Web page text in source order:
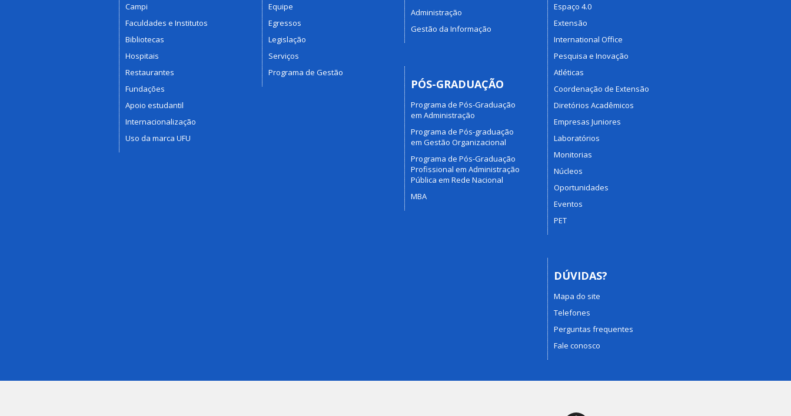
Campi
Faculdades e Institutos
Bibliotecas
Hospitais
Restaurantes
Fundações
Apoio estudantil
Internacionalização
Uso da marca UFU
Equipe
Egressos
Legislação
Serviços
Programa de Gestão
Administração
Gestão da Informação
PÓS-GRADUAÇÃO
Programa de Pós-Graduação
em Administração
Programa de Pós-graduação
em Gestão Organizacional
Programa de Pós-Graduação
Profissional em Administração
Pública em Rede Nacional
MBA
Espaço 4.0
Extensão
International Office
Pesquisa e Inovação
Atléticas
Coordenação de Extensão
Diretórios Acadêmicos
Empresas Juniores
Laboratórios
Monitorias
Núcleos
Oportunidades
Eventos
PET
DÚVIDAS?
Mapa do site
Telefones
Perguntas frequentes
Fale conosco